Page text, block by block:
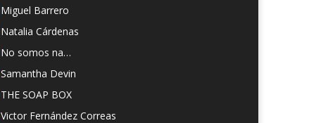
Miguel Barrero
Natalia Cárdenas
No somos na…
Samantha Devin
THE SOAP BOX
Victor Fernández Correas